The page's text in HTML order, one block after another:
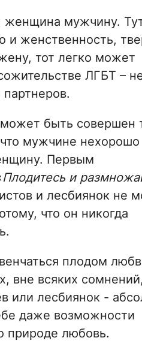
женщина мужчину.
женственность,
тот легко может
ЛГБТ –
быть совершен
мужчине нехорошо
Первым
Плодитесь и
и лесбиянок не
что он никогда
плодом
вне всяких
или лесбиянок -
даже возможности
природе любовь.